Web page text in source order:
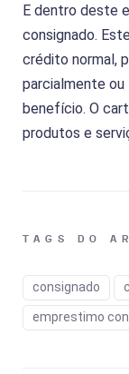
E dentro deste
consignado.
crédito normal,
parcialmente
benefício. O
produtos e
TAGS DO
consignado
emprestimo